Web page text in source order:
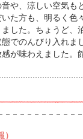
や、涼しい空気も
た方も、明るく色
した。ちょうど、
でのんびり入れま
が味わえました。